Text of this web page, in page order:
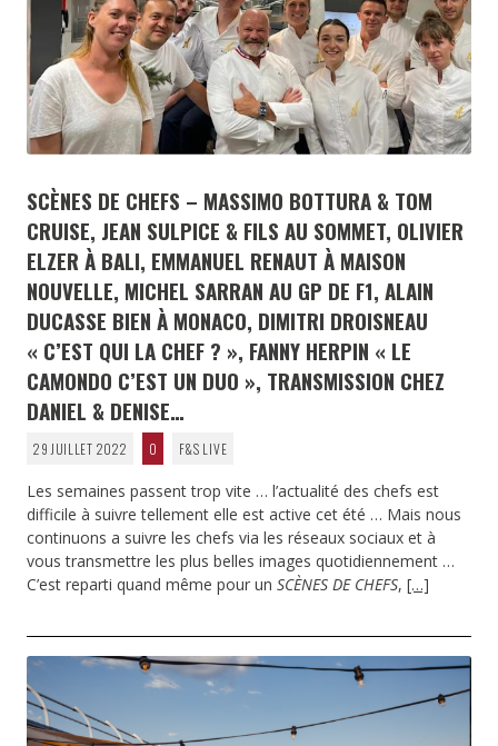
SCÈNES DE CHEFS – MASSIMO BOTTURA & TOM
CRUISE, JEAN SULPICE & FILS AU SOMMET, OLIVIER
ELZER À BALI, EMMANUEL RENAUT À MAISON
NOUVELLE, MICHEL SARRAN AU GP DE F1, ALAIN
DUCASSE BIEN À MONACO, DIMITRI DROISNEAU
« C’EST QUI LA CHEF ? », FANNY HERPIN « LE
CAMONDO C’EST UN DUO », TRANSMISSION CHEZ
DANIEL & DENISE…
29 JUILLET 2022 0 F&S LIVE
Les semaines passent trop vite … l’actualité des chefs est
difficile à suivre tellement elle est active cet été … Mais nous
continuons a suivre les chefs via les réseaux sociaux et à
vous transmettre les plus belles images quotidiennement …
C’est reparti quand même pour un SCÈNES DE CHEFS, […]